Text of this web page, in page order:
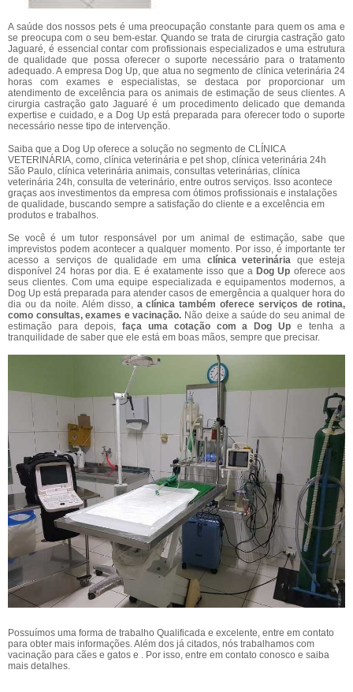
A saúde dos nossos pets é uma preocupação constante para quem os ama e
se preocupa com o seu bem-estar. Quando se trata de cirurgia castração gato
Jaguaré, é essencial contar com profissionais especializados e uma estrutura
de qualidade que possa oferecer o suporte necessário para o tratamento
adequado. A empresa Dog Up, que atua no segmento de clínica veterinária 24
horas com exames e especialistas, se destaca por proporcionar um
atendimento de excelência para os animais de estimação de seus clientes. A
cirurgia castração gato Jaguaré é um procedimento delicado que demanda
expertise e cuidado, e a Dog Up está preparada para oferecer todo o suporte
necessário nesse tipo de intervenção.
Saiba que a Dog Up oferece a solução no segmento de CLÍNICA
VETERINÁRIA, como, clínica veterinária e pet shop, clínica veterinária 24h
São Paulo, clínica veterinária animais, consultas veterinárias, clínica
veterinária 24h, consulta de veterinário, entre outros serviços. Isso acontece
graças aos investimentos da empresa com ótimos profissionais e instalações
de qualidade, buscando sempre a satisfação do cliente e a excelência em
produtos e trabalhos.
Se você é um tutor responsável por um animal de estimação, sabe que
imprevistos podem acontecer a qualquer momento. Por isso, é importante ter
acesso a serviços de qualidade em uma clínica veterinária que esteja
disponível 24 horas por dia. E é exatamente isso que a Dog Up oferece aos
seus clientes. Com uma equipe especializada e equipamentos modernos, a
Dog Up está preparada para atender casos de emergência a qualquer hora do
dia ou da noite. Além disso, a clínica também oferece serviços de rotina,
como consultas, exames e vacinação. Não deixe a saúde do seu animal de
estimação para depois, faça uma cotação com a Dog Up e tenha a
tranquilidade de saber que ele está em boas mãos, sempre que precisar.
Possuímos uma forma de trabalho Qualificada e excelente, entre em contato
para obter mais informações. Além dos já citados, nós trabalhamos com
vacinação para cães e gatos e . Por isso, entre em contato conosco e saiba
mais detalhes.